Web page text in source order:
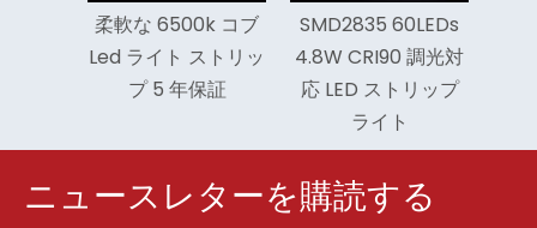
柔軟な 6500k コブ
Led ライト ストリッ
プ 5 年保証
SMD2835 60LEDs
4.8W CRI90 調光対
応 LED ストリップ
ライト
ニュースレターを購読する